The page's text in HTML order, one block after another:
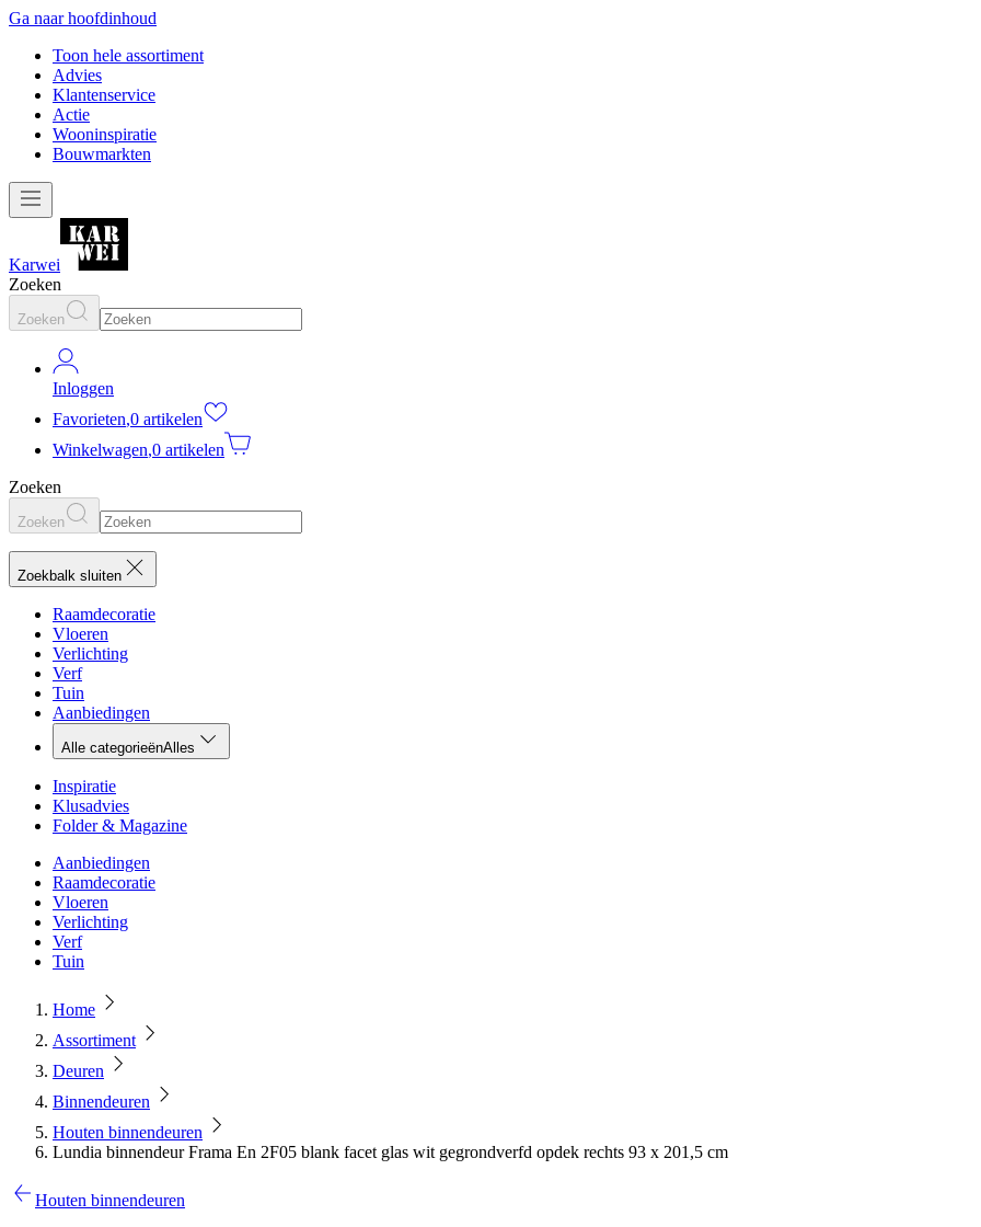
Ga naar hoofdinhoud
Toon hele assortiment
Advies
Klantenservice
Actie
Wooninspiratie
Bouwmarkten
Karwei
Zoeken
Zoeken
Inloggen
Favorieten,0 artikelen
Winkelwagen,0 artikelen
Zoeken
Zoeken
Zoekbalk sluiten
Raamdecoratie
Vloeren
Verlichting
Verf
Tuin
Aanbiedingen
Alle categorieënAlles
Inspiratie
Klusadvies
Folder & Magazine
Aanbiedingen
Raamdecoratie
Vloeren
Verlichting
Verf
Tuin
Home
Assortiment
Deuren
Binnendeuren
Houten binnendeuren
Lundia binnendeur Frama En 2F05 blank facet glas wit gegrondverfd opdek rechts 93 x 201,5 cm
Houten binnendeuren